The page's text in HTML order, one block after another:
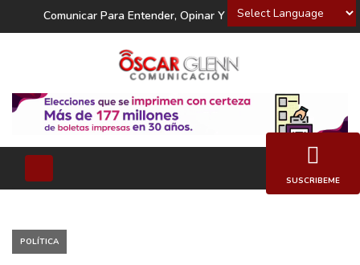
Powered by
Comunicar Para Entender, Opinar Y Decidir
POLÍTICA
SUSCRIBEME